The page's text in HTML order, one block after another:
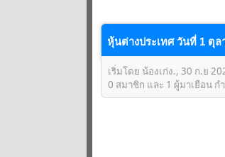
หุ้นต่างประเทศ วันที่ 1 ตุล
เริ่มโดย น้องเก่ง., 30 ก.ย
0 สมาชิก และ 1 ผู้มาเยือน ก